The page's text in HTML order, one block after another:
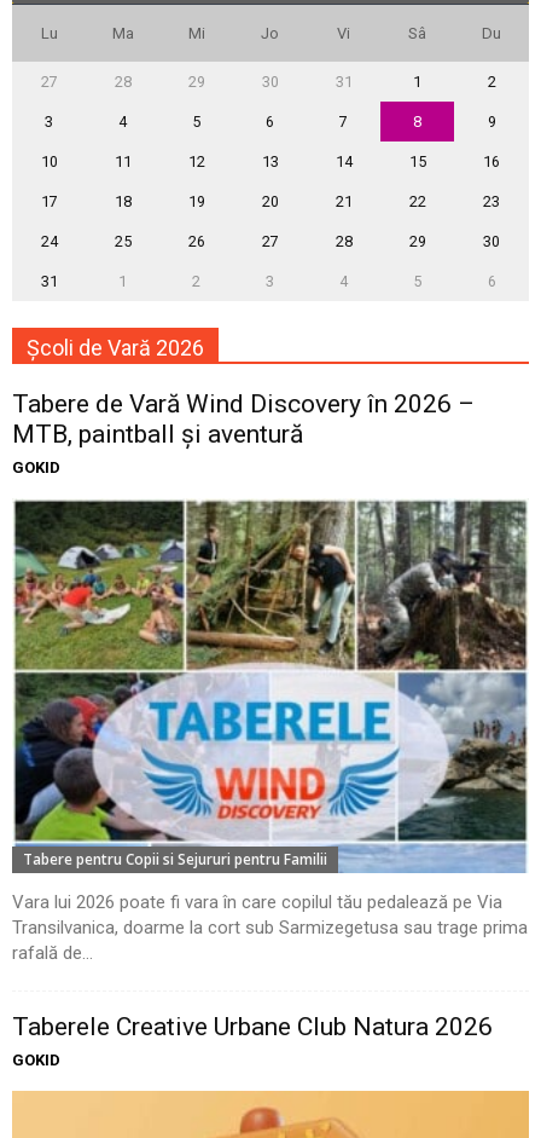
Lu Ma Mi Jo Vi Sâ Du
27 28 29 30 31 1 2
3 4 5 6 7 8 9
10 11 12 13 14 15 16
17 18 19 20 21 22 23
24 25 26 27 28 29 30
31 1 2 3 4 5 6
Școli de Vară 2026
Tabere de Vară Wind Discovery în 2026 –
MTB, paintball și aventură
GOKID
Tabere pentru Copii si Sejururi pentru Familii
Vara lui 2026 poate fi vara în care copilul tău pedalează pe Via
Transilvanica, doarme la cort sub Sarmizegetusa sau trage prima
rafală de...
Taberele Creative Urbane Club Natura 2026
GOKID